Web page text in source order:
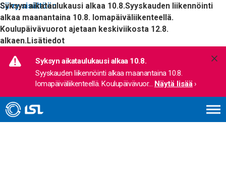
Siirry sisältöön
Syksyn aikataulukausi alkaa 10.8.Syyskauden liikennöinti
alkaa maanantaina 10.8. lomapäiväliikenteellä.
Koulupäivävuorot ajetaan keskiviikosta 12.8.
alkaen.Lisätiedot
Syksyn aikataulukausi alkaa 10.8.
Syyskauden liikennöinti alkaa maanantaina 10.8.
lomapäiväliikenteellä. Koulupäivävuor... Näytä lisää ›